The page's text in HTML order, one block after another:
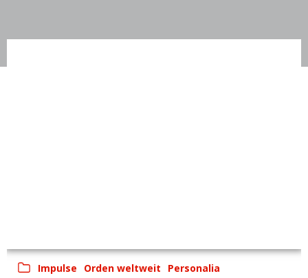
Impulse Orden weltweit
Personalia